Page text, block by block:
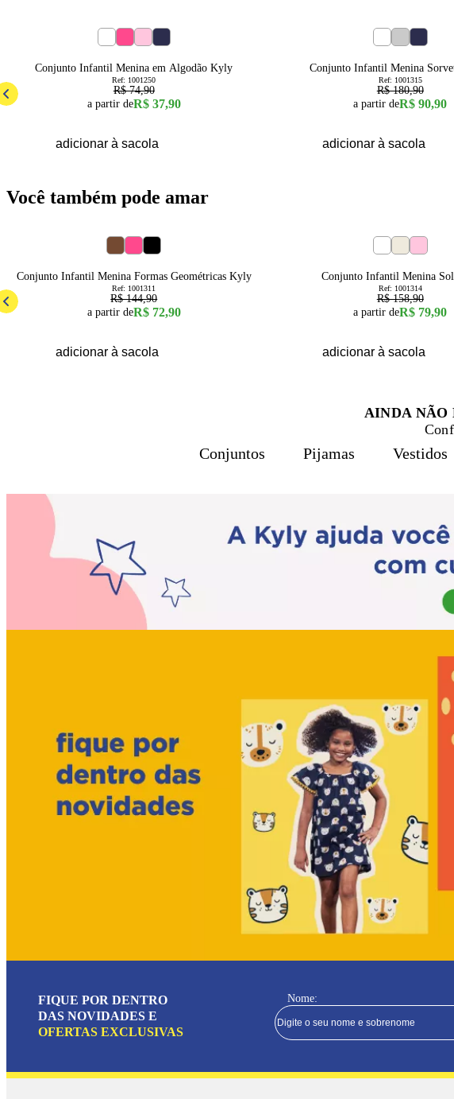
Conjunto Infantil Menina em Algodão Kyly
Ref: 1001250
R$ 74,90
a partir deR$ 37,90
adicionar à sacola
Conjunto Infantil Menina
Ref: 1001315
R$ 180,90
a partir deR$ 90,90
adicionar à sacola
Você também pode amar
Conjunto Infantil Menina Formas Geométricas Kyly
Ref: 1001311
R$ 144,90
a partir deR$ 72,90
adicionar à sacola
Conjunto Infantil Menina
Ref: 1001314
R$ 158,90
a partir deR$ 79,90
adicionar à sacola
AINDA NÃO
Conjuntos Pijamas Vestidos
FIQUE POR DENTRO
DAS NOVIDADES E
OFERTAS EXCLUSIVAS
Nome: